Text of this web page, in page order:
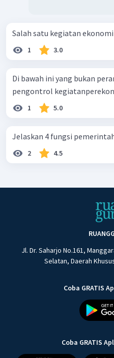
Salah satu kegiatan
1 3.0
Di bawah ini yang bukan
pengontrol
1 5.0
Jelaskan 4 fungsi
2 4.5
Jl. Dr. Saharjo No.161,
Selatan, Daerah
Coba GRATIS
Coba GRATIS